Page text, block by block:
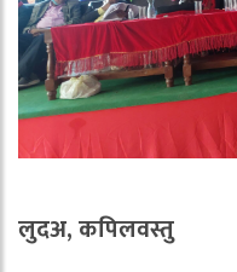
लुदअ, कपिलवस्तु